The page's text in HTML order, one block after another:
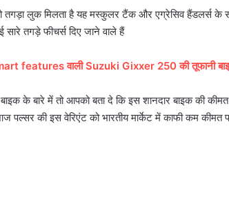
तगड़ा लुक मिलता है यह मस्कुलर टैंक और एग्रेसिव हैंडलर्स के
तगड़े फीचर्स दिए जाने वाले हैं
features वाली Suzuki Gixxer 250 की तूफानी
के बारे में तो आपको बता दे कि इस शानदार बाइक की कीमत
की इस वेरिएंट को भारतीय मार्केट में काफी कम कीमत